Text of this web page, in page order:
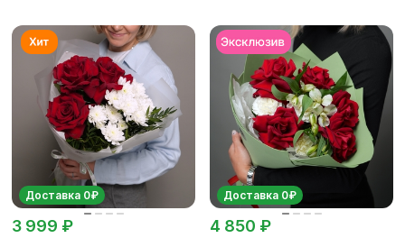
Доставка 0₽
3 999 ₽
Доставка 0₽
4 850 ₽